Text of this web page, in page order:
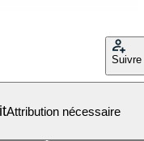
Suivre
Attribution nécessaire